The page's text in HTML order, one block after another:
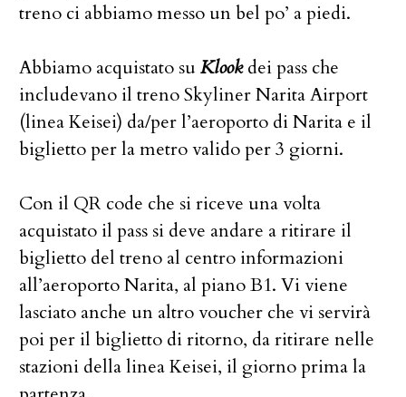
treno ci abbiamo messo un bel po’ a piedi.
Abbiamo acquistato su Klookdei pass che
includevano il treno Skyliner Narita Airport
(linea Keisei) da/per l’aeroporto di Narita e il
biglietto per la metro valido per 3 giorni.
Con il QR code che si riceve una volta
acquistato il pass si deve andare a ritirare il
biglietto del treno al centro informazioni
all’aeroporto Narita, al piano B1. Vi viene
lasciato anche un altro voucher che vi servirà
poi per il biglietto di ritorno, da ritirare nelle
stazioni della linea Keisei, il giorno prima la